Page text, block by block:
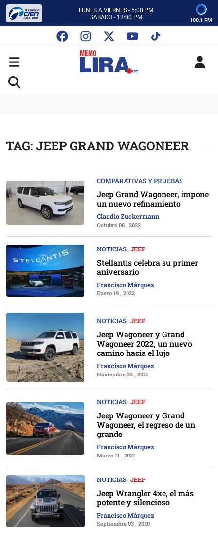
LUNES A VIERNES - 5:00 PM
SABADO - 12:00 PM
CON MEMO LIRA Y SU EQUIPO
LUNES A VIERNES - 5:00 PM
SABADO - 12:00 PM
100.1 FM
TAG: JEEP GRAND WAGONEER
COMPARATIVAS Y PRUEBAS
Jeep Grand Wagoneer, impone
un nuevo refinamiento
Claudio Zuckermann
Octubre 06 , 2022
NOTICIAS JEEP
Stellantis celebra su primer
aniversario
Francisco Márquez
Enero 19 , 2022
NOTICIAS JEEP
Jeep Wagoneer y Grand
Wagoneer 2022, un nuevo
camino hacia el lujo
Francisco Márquez
Noviembre 23 , 2021
NOTICIAS JEEP
Jeep Wagoneer y Grand
Wagoneer, el regreso de un
grande
Francisco Márquez
Marzo 11 , 2021
NOTICIAS JEEP
Jeep Wrangler 4xe, el más
potente y silencioso
Francisco Márquez
Septiembre 03 , 2020